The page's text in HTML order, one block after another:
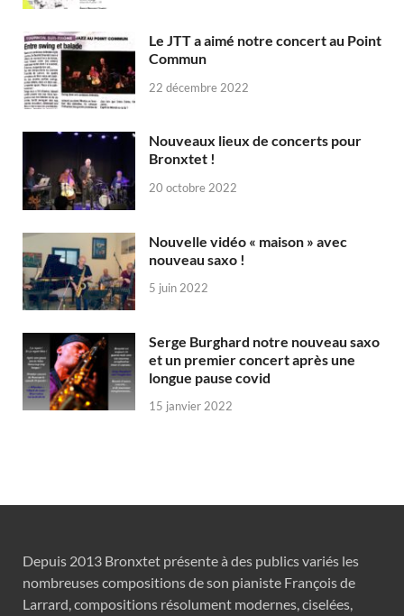
Le JTT a aimé notre concert au Point
Commun
22 décembre 2022
Nouveaux lieux de concerts pour
Bronxtet !
20 octobre 2022
Nouvelle vidéo « maison » avec
nouveau saxo !
5 juin 2022
Serge Burghard notre nouveau saxo
et un premier concert après une
longue pause covid
15 janvier 2022
Depuis 2013 Bronxtet présente à des publics variés les
nombreuses compositions de son pianiste François de
Larrard, compositions résolument modernes, ciselées,